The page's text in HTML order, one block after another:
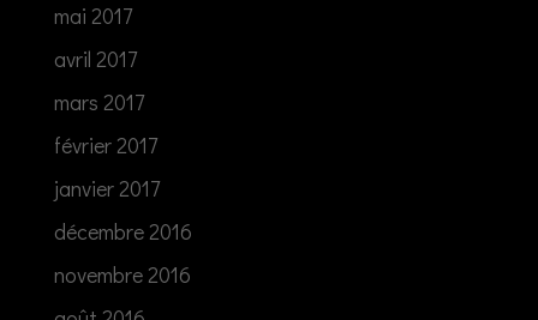
mai 2017
avril 2017
mars 2017
février 2017
janvier 2017
décembre 2016
novembre 2016